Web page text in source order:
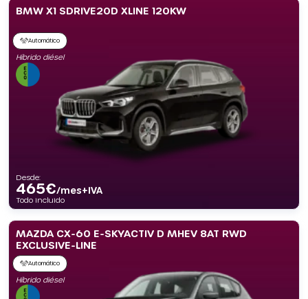
BMW X1 SDRIVE20D XLINE 120KW
Automático
Híbrido diésel
Desde:
465€/mes+IVA
Todo incluido
MAZDA CX-60 E-SKYACTIV D MHEV 8AT RWD
EXCLUSIVE-LINE
Automático
Híbrido diésel